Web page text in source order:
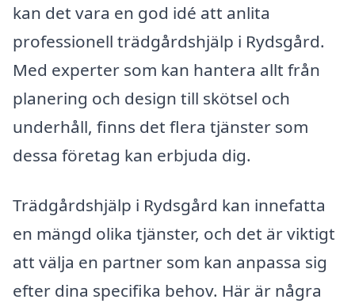
kan det vara en god idé att anlita
professionell trädgårdshjälp i Rydsgård.
Med experter som kan hantera allt från
planering och design till skötsel och
underhåll, finns det flera tjänster som
dessa företag kan erbjuda dig.
Trädgårdshjälp i Rydsgård kan innefatta
en mängd olika tjänster, och det är viktigt
att välja en partner som kan anpassa sig
efter dina specifika behov. Här är några